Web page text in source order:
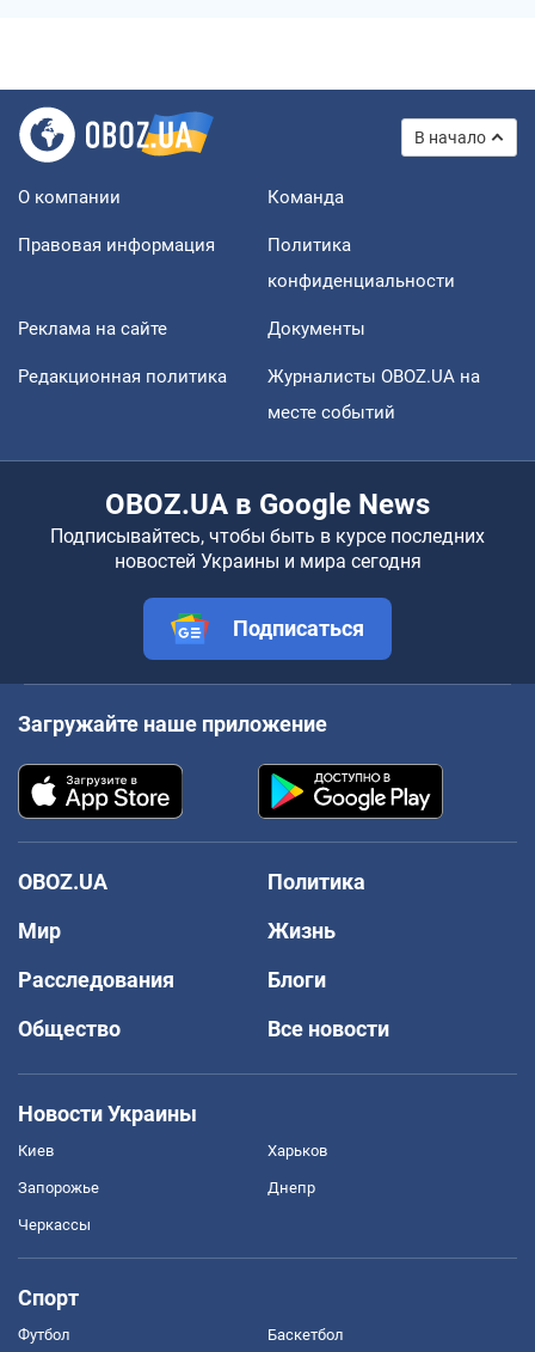
В начало
О компании Команда
Правовая информация
Политика
конфиденциальности
Реклама на сайте Документы
Редакционная политика
Журналисты OBOZ.UA на
месте событий
OBOZ.UA в Google News
Подписывайтесь, чтобы быть в курсе последних
новостей Украины и мира сегодня
Подписаться
Загружайте наше приложение
OBOZ.UA
Политика
Мир
Жизнь
Расследования
Блоги
Общество
Все новости
Новости Украины
Киев Харьков
Запорожье Днепр
Черкассы
Спорт
Футбол Баскетбол